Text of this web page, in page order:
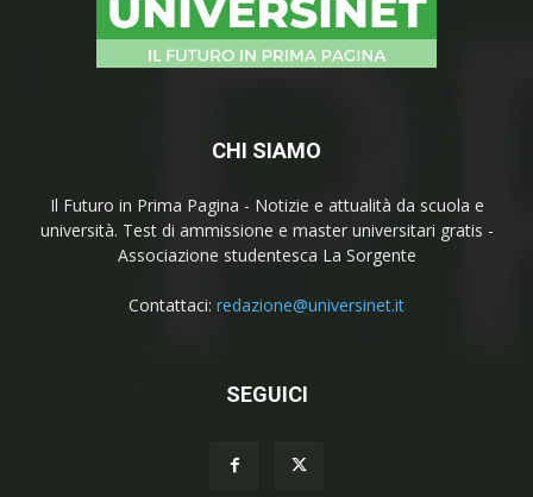
CHI SIAMO
Il Futuro in Prima Pagina - Notizie e attualità da scuola e
università. Test di ammissione e master universitari gratis -
Associazione studentesca La Sorgente
Contattaci: redazione@universinet.it
SEGUICI